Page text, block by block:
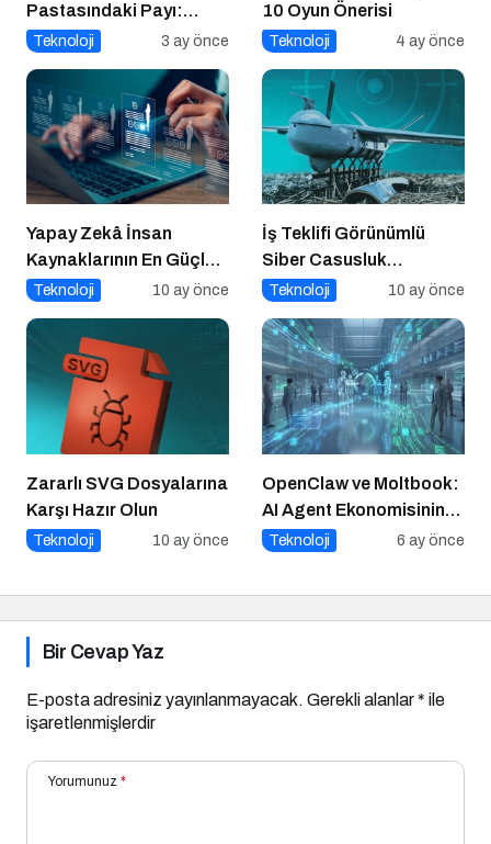
Pastasındaki Payı:
Üretici mi, Tüketici mi?
Teknoloji 3 ay önce
10 Oyun Önerisi
Teknoloji 4 ay önce
Yapay Zekâ İnsan
Kaynaklarının En Güçlü
Stratejik Ortağına
Teknoloji 10 ay önce
İş Teklifi Görünümlü
Siber Casusluk
Operasyonu
Teknoloji 10 ay önce
Zararlı SVG Dosyalarına
Karşı Hazır Olun
Teknoloji 10 ay önce
OpenClaw ve Moltbook:
AI Agent Ekonomisinin
İlk Altyapıları
Teknoloji 6 ay önce
Bir Cevap Yaz
E-posta adresiniz yayınlanmayacak. Gerekli alanlar* ile
işaretlenmişlerdir
Yorumunuz *